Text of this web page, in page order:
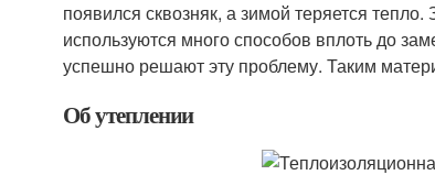
появился сквозняк, а зимой теряется
используются много способов вплоть до
успешно решают эту проблему. Таким
Об утеплении